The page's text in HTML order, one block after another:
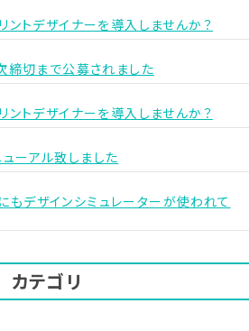
トデザイナーを導入しませんか？
切まで公募されました
トデザイナーを導入しませんか？
ーアル致しました
もデザインシミュレーターが使われて
カテゴリ